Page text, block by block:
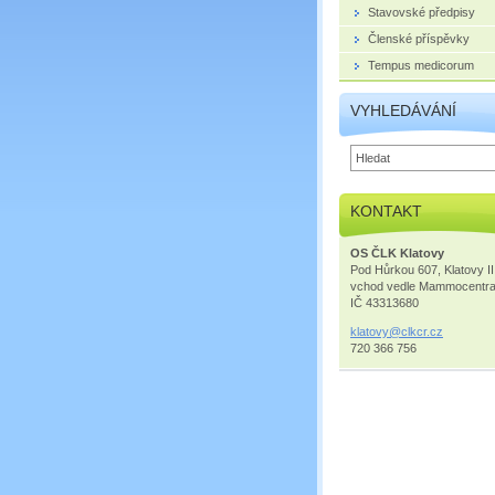
Stavovské předpisy
Členské příspěvky
Tempus medicorum
VYHLEDÁVÁNÍ
KONTAKT
OS ČLK Klatovy
Pod Hůrkou 607, Klatovy
vchod vedle Mammocentra
IČ 43313680
klatovy@clkcr.cz
720 366 756